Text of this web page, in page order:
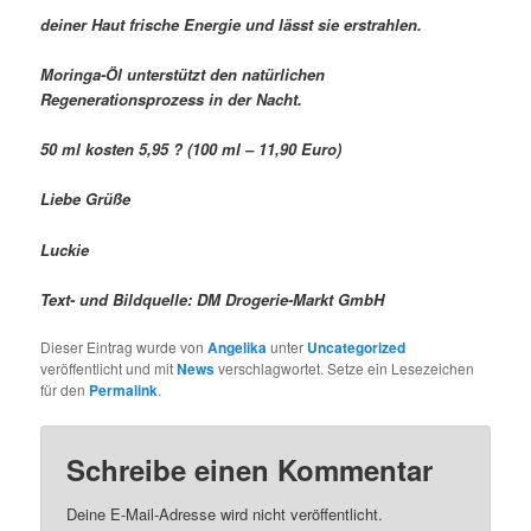
deiner Haut frische Energie und lässt sie erstrahlen.
Moringa-Öl unterstützt den natürlichen
Regenerationsprozess in der Nacht.
50 ml kosten 5,95 ? (100 ml – 11,90 Euro)
Liebe Grüße
Luckie
Text- und Bildquelle: DM Drogerie-Markt GmbH
Dieser Eintrag wurde vonAngelikaunter Uncategorized
veröffentlicht und mitNewsverschlagwortet. Setze ein Lesezeichen
für den Permalink.
Schreibe einen Kommentar
Deine E-Mail-Adresse wird nicht veröffentlicht.